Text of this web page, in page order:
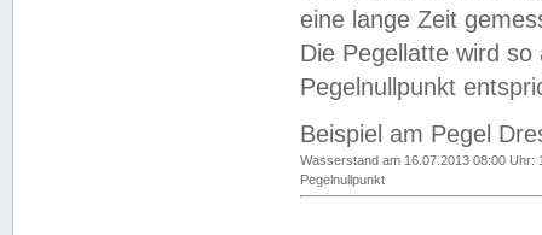
eine lange Zeit
Die Pegellatte wird
Pegelnullpunkt
Beispiel am Pegel
Wasserstand am 16.07.2013 08:00 Uhr:
Pegelnullpunkt